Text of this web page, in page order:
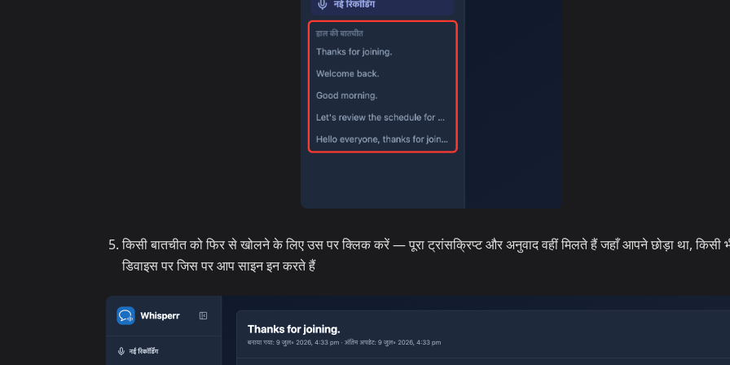
किसी बातचीत को फिर से खोलने के लिए उस पर क्लिक करें — पूरा ट्रांसक्रिप्ट और अनुवाद वहीं मिलते हैं जहाँ आपने छोड़ा था, किसी
डिवाइस पर जिस पर आप साइन इन करते हैं